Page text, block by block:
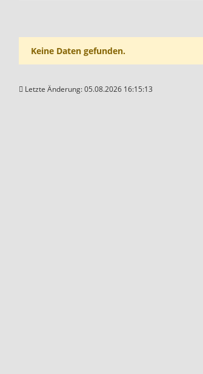
Keine Daten gefunden.
Letzte Änderung: 05.08.2026 16:15:13